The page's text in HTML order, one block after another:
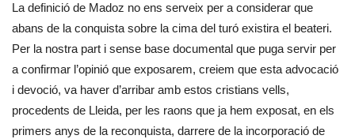
La definició de Madoz no ens serveix per a considerar que
abans de la conquista sobre la cima del turó existira el beateri.
Per la nostra part i sense base documental que puga servir per
a confirmar l’opinió que exposarem, creiem que esta advocació
i devoció, va haver d’arribar amb estos cristians vells,
procedents de Lleida, per les raons que ja hem exposat, en els
primers anys de la reconquista, darrere de la incorporació de